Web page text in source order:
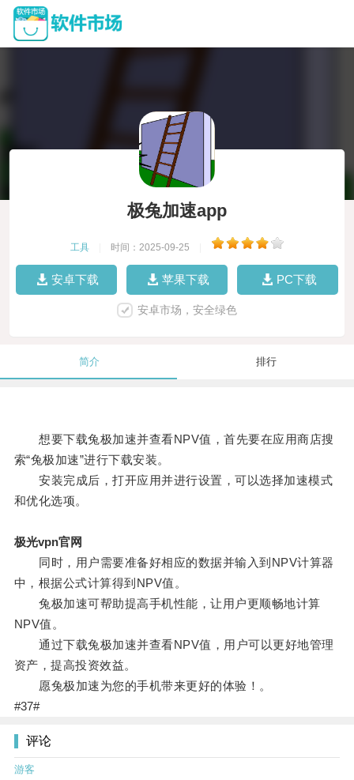
极兔加速app
工具 时间：2025-09-25
安卓下载 苹果下载 PC下载
安卓市场，安全绿色
简介 排行
想要下载兔极加速并查看NPV值，首先要在应用商店搜
索“兔极加速”进行下载安装。
安装完成后，打开应用并进行设置，可以选择加速模式
和优化选项。
极光vpn官网
同时，用户需要准备好相应的数据并输入到NPV计算器
中，根据公式计算得到NPV值。
兔极加速可帮助提高手机性能，让用户更顺畅地计算
NPV值。
通过下载兔极加速并查看NPV值，用户可以更好地管理
资产，提高投资效益。
愿兔极加速为您的手机带来更好的体验！。
#37#
评论
游客